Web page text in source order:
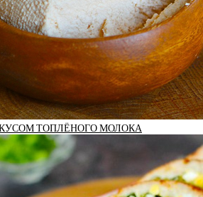
ТОПЛЁНОГО МОЛОКА